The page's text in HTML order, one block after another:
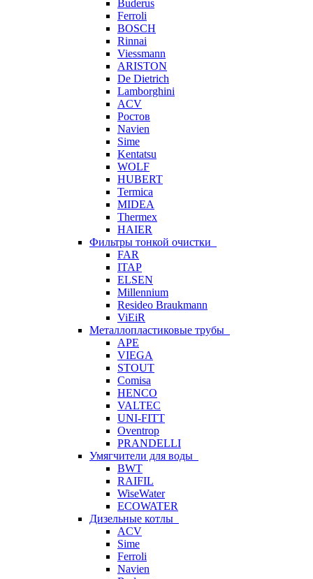
Buderus
Ferroli
BOSCH
Rinnai
Viessmann
ARISTON
De Dietrich
Lamborghini
ACV
Ростов
Navien
Sime
Kentatsu
WOLF
HUBERT
Termica
MIDEA
Thermex
HAIER
Фильтры тонкой очистки
FAR
ITAP
ELSEN
Millennium
Resideo Braukmann
ViEiR
Металлопластиковые трубы
APE
VIEGA
STOUT
Comisa
HENCO
VALTEC
UNI-FITT
Oventrop
PRANDELLI
Умягчители для воды
BWT
RAIFIL
WiseWater
ECOWATER
Дизельные котлы
ACV
Sime
Ferroli
Navien